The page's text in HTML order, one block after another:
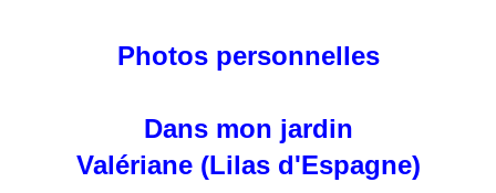
Photos personnelles
Dans mon jardin
Valériane (Lilas d'Espagne)